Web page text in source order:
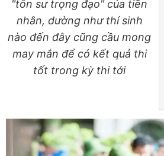
"tôn sư trọng đạo" của tiền
nhân, dường như thí sinh
nào đến đây cũng cầu mong
may mắn để có kết quả thi
tốt trong kỳ thi tới